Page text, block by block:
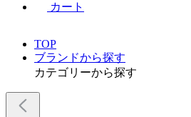
カート
TOP
ブランドから探す
カテゴリーから探す